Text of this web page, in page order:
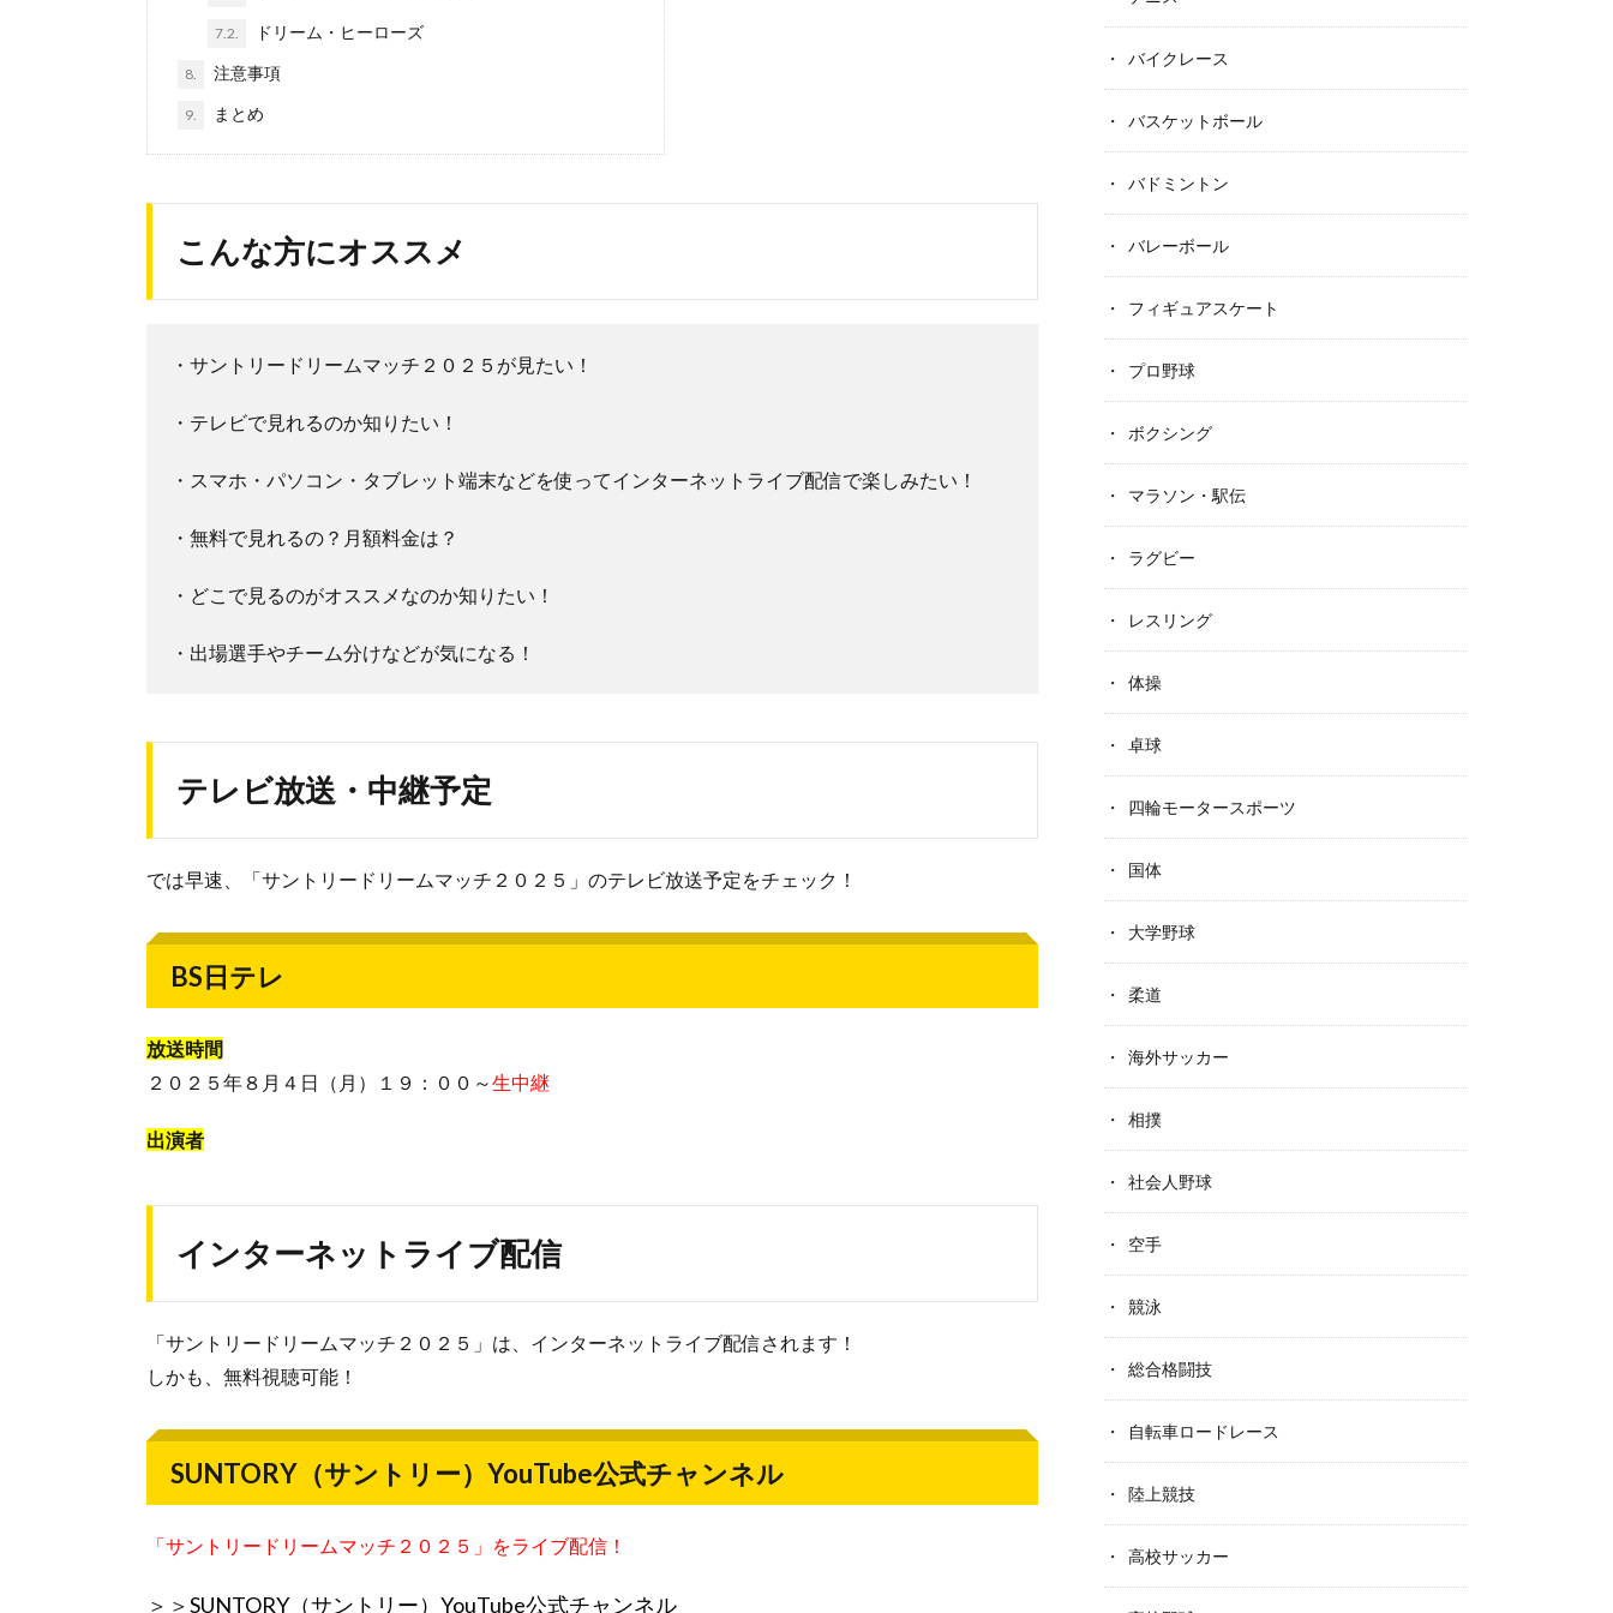
7.2. ドリーム・ヒーローズ
8. 注意事項
9. まとめ
こんな方にオススメ
・サントリードリームマッチ２０２５が見たい！
・テレビで見れるのか知りたい！
・スマホ・パソコン・タブレット端末などを使ってインターネットライブ配信で楽しみたい！
・無料で見れるの？月額料金は？
・どこで見るのがオススメなのか知りたい！
・出場選手やチーム分けなどが気になる！
テレビ放送・中継予定
では早速、「サントリードリームマッチ２０２５」のテレビ放送予定をチェック！
BS日テレ
放送時間
２０２５年８月４日（月）１９：００～生中継
出演者
インターネットライブ配信
「サントリードリームマッチ２０２５」は、インターネットライブ配信されます！
しかも、無料視聴可能！
SUNTORY（サントリー）YouTube公式チャンネル
「サントリードリームマッチ２０２５」をライブ配信！
＞＞SUNTORY（サントリー）YouTube公式チャンネル
バイクレース
バスケットボール
バドミントン
バレーボール
フィギュアスケート
プロ野球
ボクシング
マラソン・駅伝
ラグビー
レスリング
体操
卓球
四輪モータースポーツ
国体
大学野球
柔道
海外サッカー
相撲
社会人野球
空手
競泳
総合格闘技
自転車ロードレース
陸上競技
高校サッカー